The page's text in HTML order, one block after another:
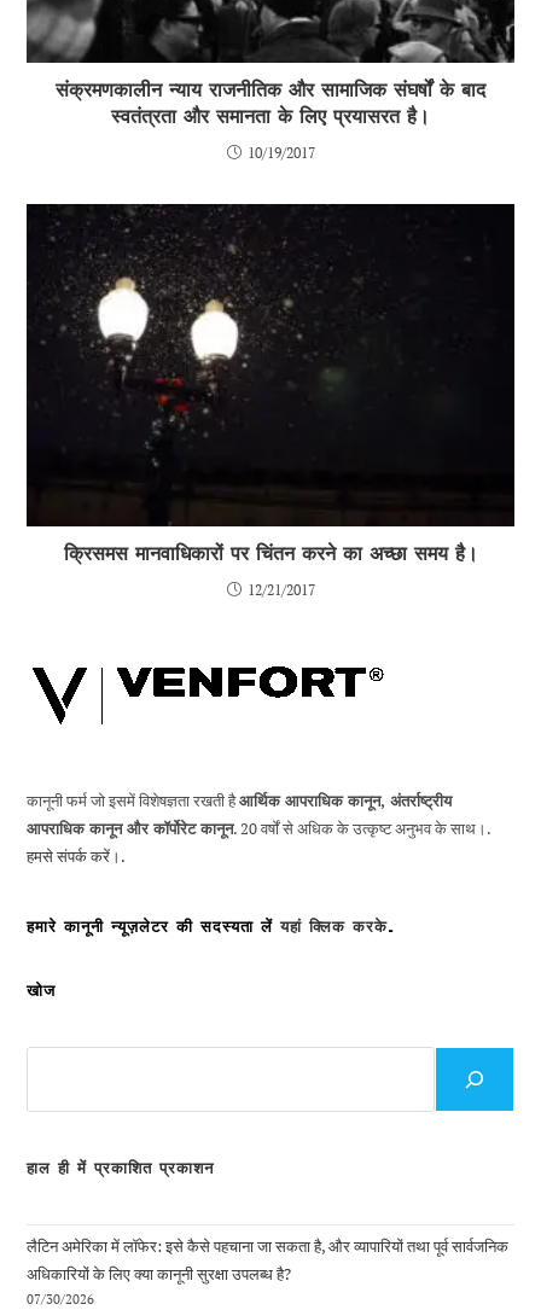
संक्रमणकालीन न्याय राजनीतिक और सामाजिक संघर्षों के बाद
स्वतंत्रता और समानता के लिए प्रयासरत है।
10/19/2017
क्रिसमस मानवाधिकारों पर चिंतन करने का अच्छा समय है।
12/21/2017
कानूनी फर्म जो इसमें विशेषज्ञता रखती हैआर्थिक आपराधिक कानून, अंतर्राष्ट्रीय
आपराधिक कानून और कॉर्पोरेट कानून. 20 वर्षों से अधिक के उत्कृष्ट अनुभव के साथ।.
हमसे संपर्क करें।.
हमारे कानूनी न्यूज़लेटर की सदस्यता लेंयहां क्लिक करके.
खोज
हाल ही में प्रकाशित प्रकाशन
लैटिन अमेरिका में लॉफेर: इसे कैसे पहचाना जा सकता है, और व्यापारियों तथा पूर्व सार्वजनिक
अधिकारियों के लिए क्या कानूनी सुरक्षा उपलब्ध है?
07/30/2026